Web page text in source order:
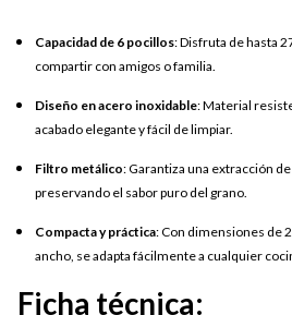
Capacidad de 6 pocillos: Disfruta de hasta
compartir con amigos o familia.
Diseño en acero inoxidable: Material
acabado elegante y fácil de limpiar.
Filtro metálico: Garantiza una extracción
preservando el sabor puro del grano.
Compacta y práctica: Con dimensiones de
ancho, se adapta fácilmente a cualquier
Ficha técnica: